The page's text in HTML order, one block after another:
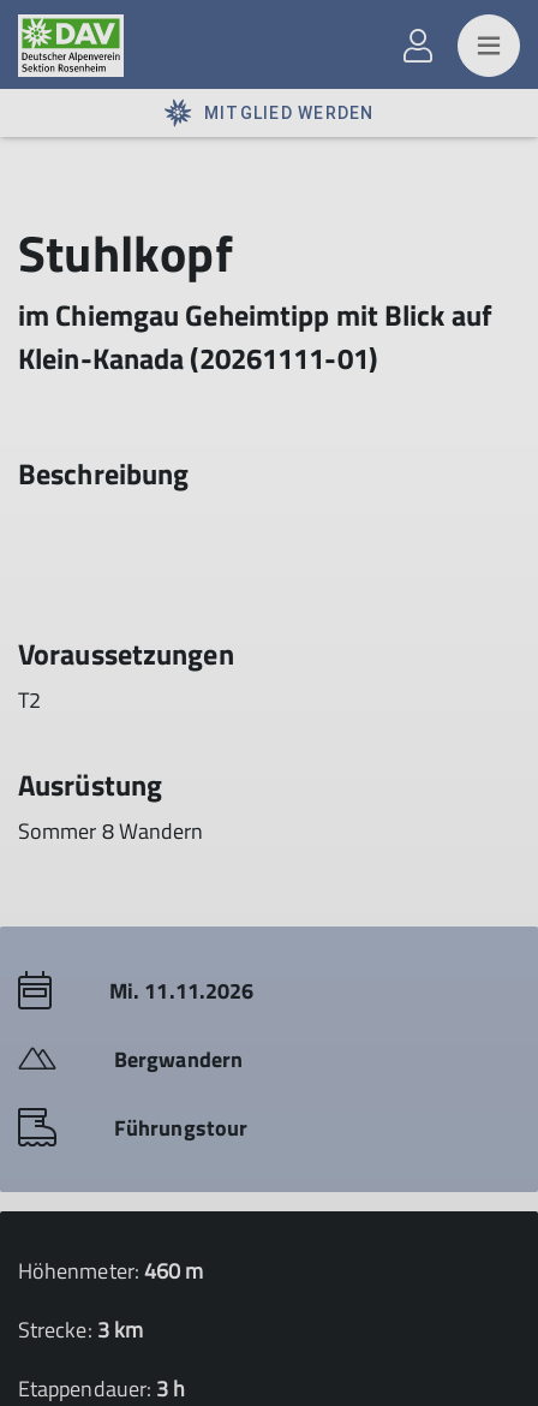
MITGLIED WERDEN
Stuhlkopf
im Chiemgau Geheimtipp mit Blick auf
Klein-Kanada (20261111-01)
Beschreibung
Voraussetzungen
T2
Ausrüstung
Sommer 8 Wandern
Mi. 11.11.2026
Bergwandern
Führungstour
Höhenmeter:460 m
Strecke: 3 km
Etappendauer: 3 h